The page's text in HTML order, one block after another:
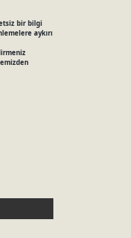
bir bilgi
aykırı